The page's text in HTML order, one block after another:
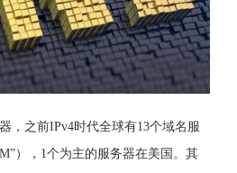
，之前IPv4时代全球有13个域名服
），1个为主的服务器在美国。其